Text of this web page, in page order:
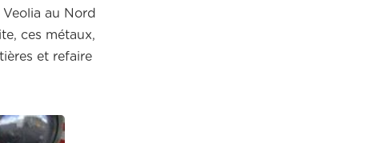
au Nord
ces métaux,
et refaire